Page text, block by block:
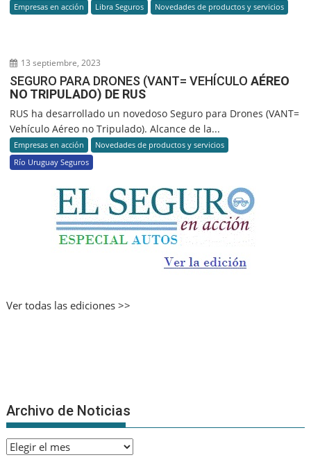
Empresas en acción Libra Seguros Novedades de productos y servicios
13 septiembre, 2023
SEGURO PARA DRONES (VANT= VEHÍCULOAÉREO
NO TRIPULADO) DE RUS
RUS ha desarrollado un novedoso Seguro para Drones (VANT=
Vehículo Aéreo no Tripulado). Alcance de la...
Empresas en acción
Novedades de productos y servicios
Río Uruguay Seguros
Ver todas las ediciones >>
Archivo de Noticias
Archivo